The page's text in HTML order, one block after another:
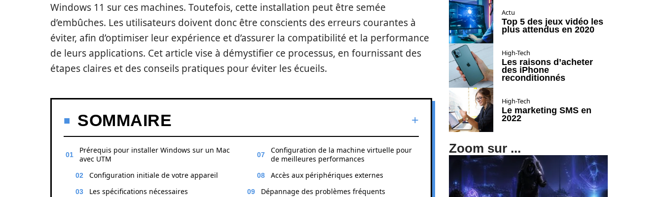
Windows 11 sur ces machines. Toutefois, cette installation peut être semée
d’embûches. Les utilisateurs doivent donc être conscients des erreurs courantes à
éviter, afin d’optimiser leur expérience et d’assurer la compatibilité et la performance
de leurs applications. Cet article vise à démystifier ce processus, en fournissant des
étapes claires et des conseils pratiques pour éviter les écueils.
SOMMAIRE
Prérequis pour installer Windows sur un Mac
avec UTM
Configuration initiale de votre appareil
Les spécifications nécessaires
Configuration de la machine virtuelle pour
de meilleures performances
Accès aux périphériques externes
Dépannage des problèmes fréquents
Actu
Top 5 des jeux vidéo les
plus attendus en 2020
High-Tech
Les raisons d’acheter
des iPhone
reconditionnés
High-Tech
Le marketing SMS en
2022
Zoom sur ...